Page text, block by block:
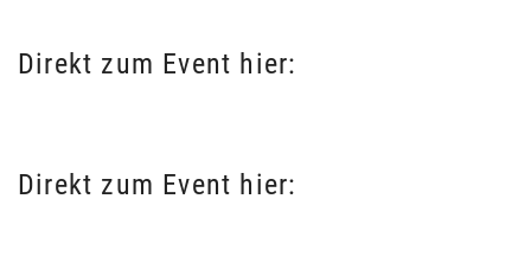
Direkt zum Event hier:
Direkt zum Event hier: